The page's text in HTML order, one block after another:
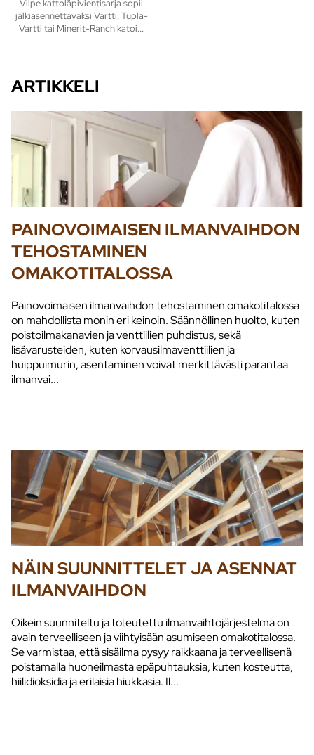
jälkiasennettavaksi Vartti, Tupla-
Vartti tai Minerit-Ranch katoi...
ARTIKKELI
PAINOVOIMAISEN ILMANVAIHDON
TEHOSTAMINEN
OMAKOTITALOSSA
Painovoimaisen ilmanvaihdon tehostaminen omakotitalossa
on mahdollista monin eri keinoin. Säännöllinen huolto, kuten
poistoilmakanavien ja venttiilien puhdistus, sekä
lisävarusteiden, kuten korvausilmaventtiilien ja
huippuimurin, asentaminen voivat merkittävästi parantaa
ilmanvai...
NÄIN SUUNNITTELET JA ASENNAT
ILMANVAIHDON
Oikein suunniteltu ja toteutettu ilmanvaihtojärjestelmä on
avain terveelliseen ja viihtyisään asumiseen omakotitalossa.
Se varmistaa, että sisäilma pysyy raikkaana ja terveellisenä
poistamalla huoneilmasta epäpuhtauksia, kuten kosteutta,
hiilidioksidia ja erilaisia hiukkasia. Il...